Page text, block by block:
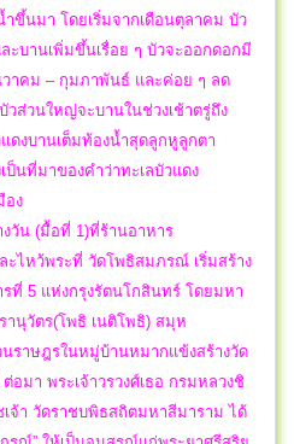
ขึ้นมา โดยเริ่มจากเดือนตุลาคม บัว
ะบานเพิ่มขึ้นเรื่อย ๆ บัวจะออกดอกมี
าคม – กุมภาพันธ์ และค่อย ๆ ลด
ส่วนใหญ่จะบานในช่วงเช้าตรู่ถึง
ดงบานเต็มท้องน้ำสุดลูกหูลูกตา
ป็นที่มาของคำว่าทะเลบัวแดง
อง
วัน (มื้อที่ 1)ที่ร้านอาหาร
ะไหว้พระที่ วัดโพธิสมภรณ์ เริ่มสร้าง
ที่ 5 แห่งกรุงรัตนโกสินทร์ โดยมหา
านุวัตร(โพธิ เนติโพธิ) สมุห
ราษฎรในหมู่บ้านหมากแข้งสร้างวัด
อมา พระเจ้าวรวงศ์เธอ กรมหลวงชิ
จ้า วัดราชบพิธสถิตมหาสีมาราม ได้